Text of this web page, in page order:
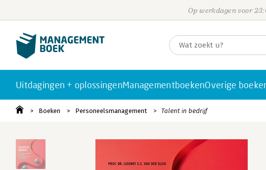
Op werkdagen voor
Uitdagingen + oplossingenManagementboekenOverige
Boeken Personeelsmanagement Talent in bedrijf